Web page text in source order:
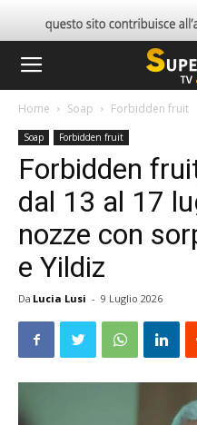
Home Soap Forbidden fruit
Soap Forbidden fruit
Forbidden
dal 13 al 17
nozze con
e Yildiz
Da Lucia Lusi - 9 Luglio 2026